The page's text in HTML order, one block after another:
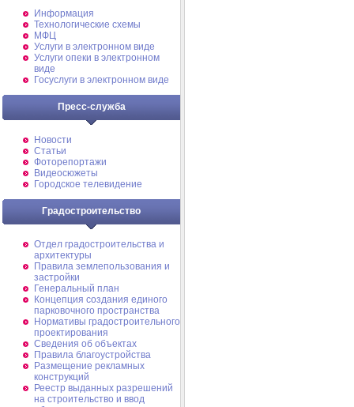
Информация
Технологические схемы
МФЦ
Услуги в электронном виде
Услуги опеки в электронном
виде
Госуслуги в электронном виде
Пресс-служба
Новости
Статьи
Фоторепортажи
Видеосюжеты
Городское телевидение
Градостроительство
Отдел градостроительства и
архитектуры
Правила землепользования и
застройки
Генеральный план
Концепция создания единого
парковочного пространства
Нормативы градостроительного
проектирования
Сведения об объектах
Правила благоустройства
Размещение рекламных
конструкций
Реестр выданных разрешений
на строительство и ввод